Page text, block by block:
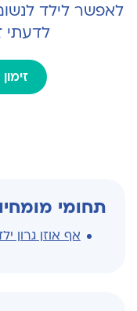
לאפשר לילד
לדעתי
תחומי
אף אוזן גרון